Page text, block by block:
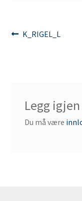
Forrige
K_RIGEL_L
Legg
Du må være